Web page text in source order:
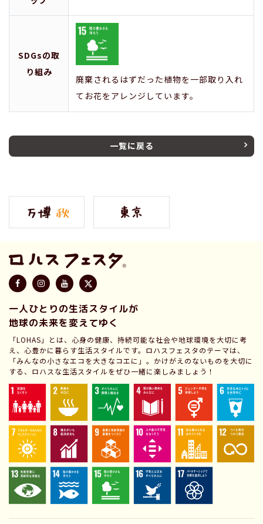
SDGsの取
り組み
廃棄されるはずだった植物を一部取り入れ
てお花をアレンジしています。
一覧に戻る
一人ひとりの生活スタイルが
地球の未来を変えてゆく
「LOHAS」とは、心身の健康、持続可能な社会や地球環境を大切に考
え、心豊かに暮らす生活スタイルです。ロハスフェスタのテーマは、
「みんなの小さなエコを大きなコエに」。かけがえのないものを大切に
する、ロハスな生活スタイルをぜひ一緒に楽しみましょう！